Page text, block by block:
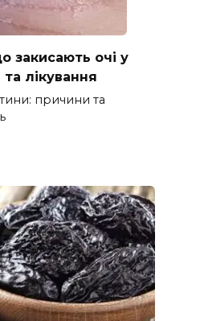
закисають очі у
лікування
причини та